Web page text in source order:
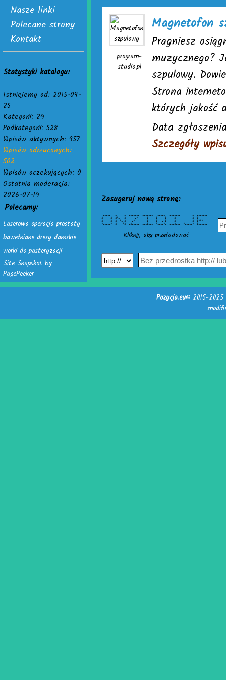
Nasze linki
Polecane strony
Kontakt
Statystyki katalogu:
Istniejemy od: 2015-09-
25
Kategorii: 24
Podkategorii: 528
Wpisów aktywnych: 957
Wpisów odrzuconych:
502
Wpisów oczekujących: 0
Ostatnia moderacja:
2026-07-14
Polecamy:
Laserowa operacja prostaty
bawełniane dresy damskie
worki do pasteryzacji
Site Snapshot by
PagePeeker
program-
studio.pl
Magnetofon
Pragniesz
muzycznego?
szpulowy.
Strona
których jakość
Data
Szczegóły
Zasugeruj nową stronę:
***** * * ******* ******* ***** ******* * *******
* * ** * * * * * * * *
* * * * * * * * * * * *
* * * * * * * * * * * ****
* * * * * * * * * * * * *
* * * ** * * * * * * * *
***** * * ******* ******* **** * ******* ***** *******
Kliknij, aby przeładować
Pozycja.eu© 2015-